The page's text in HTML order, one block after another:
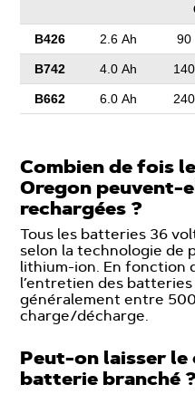
B426 2.6 Ah 90
B742 4.0 Ah
B662 6.0 Ah
Combien de fois
Oregon peuvent-
rechargées ?
Tous les batteries 36
selon la technologie de
lithium-ion. En fonction
l’entretien des
généralement entre
charge/décharge.
Peut-on laisser le
batterie branché